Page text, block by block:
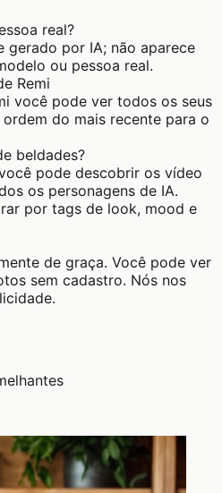
real?
gerado por IA; não aparece
ou pessoa real.
Remi
você pode ver todos os seus
do mais recente para o
beldades?
pode descobrir os vídeo
os personagens de IA.
por tags de look, mood e
de graça. Você pode ver
sem cadastro. Nós nos